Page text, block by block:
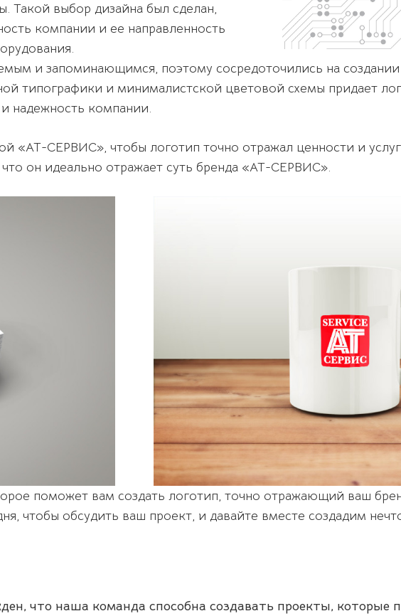
Такой выбор дизайна был сделан,
компании и ее направленность
и запоминающимся, поэтому сосредоточились на создании
типографики и минималистской цветовой схемы придает
надежность компании.
«АТ-СЕРВИС», чтобы логотип точно отражал ценности и
он идеально отражает суть бренда «АТ-СЕРВИС».
поможет вам создать логотип, точно отражающий ваш
чтобы обсудить ваш проект, и давайте вместе создадим
что наша команда способна создавать проекты, которые